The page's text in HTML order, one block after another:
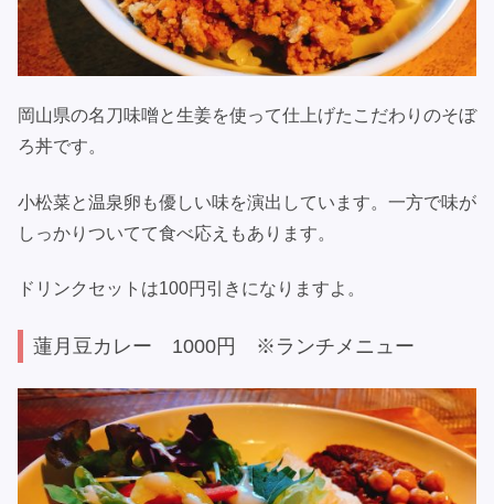
岡山県の名刀味噌と生姜を使って仕上げたこだわりのそぼ
ろ丼です。
小松菜と温泉卵も優しい味を演出しています。一方で味が
しっかりついてて食べ応えもあります。
ドリンクセットは100円引きになりますよ。
蓮月豆カレー 1000円 ※ランチメニュー